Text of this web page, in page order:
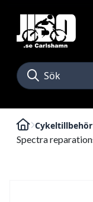
Cykeltillbehör
Spectra